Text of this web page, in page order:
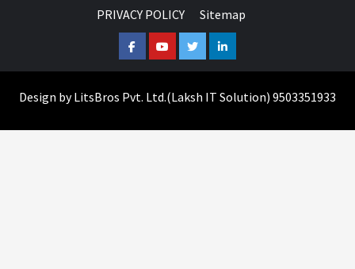
PRIVACY POLICY Sitemap
FacebookYoutubeTwitterLinkedin
Design byLitsBros Pvt. Ltd.(Laksh IT Solution) 9503351933